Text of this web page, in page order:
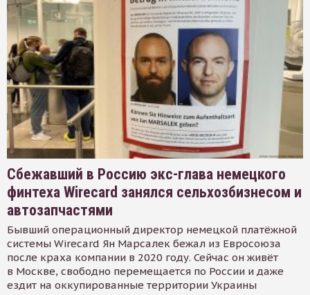
Сбежавший в Россию экс-глава немецкого
финтеха Wirecard занялся сельхозбизнесом и
автозапчастями
Бывший операционный директор немецкой платёжной
системы Wirecard Ян Марсалек бежал из Евросоюза
после краха компании в 2020 году. Сейчас он живёт
в Москве, свободно перемещается по России и даже
ездит на оккупированные территории Украины